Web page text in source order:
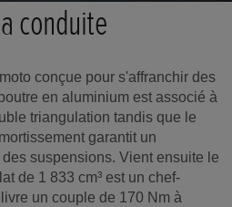
conduite
conçue pour s'affranchir des
en aluminium est associé à
triangulation tandis que le
garantit un
suspensions. Vient ensuite le
de 1 833 cm³ est un chef-
un couple de 170 Nm à